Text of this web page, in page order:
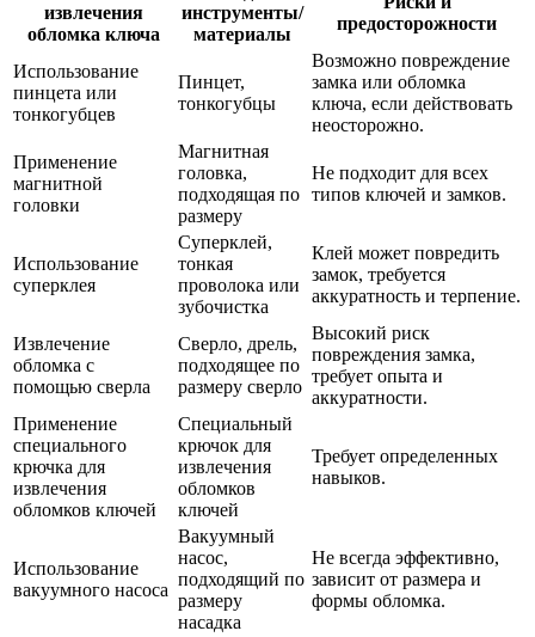
извлечения
обломка ключа
инструменты/
материалы
предосторожности
Использование
пинцета или
тонкогубцев
Пинцет,
тонкогубцы
Возможно повреждение
замка или обломка
ключа, если действовать
неосторожно.
Применение
магнитной
головки
Магнитная
головка,
подходящая по
размеру
Не подходит для всех
типов ключей и замков.
Использование
суперклея
Суперклей,
тонкая
проволока или
зубочистка
Клей может повредить
замок, требуется
аккуратность и терпение.
Извлечение
обломка с
помощью сверла
Сверло, дрель,
подходящее по
размеру сверло
Высокий риск
повреждения замка,
требует опыта и
аккуратности.
Применение
специального
крючка для
извлечения
обломков ключей
Специальный
крючок для
извлечения
обломков
ключей
Требует определенных
навыков.
Использование
вакуумного насоса
Вакуумный
насос,
подходящий по
размеру
насадка
Не всегда эффективно,
зависит от размера и
формы обломка.